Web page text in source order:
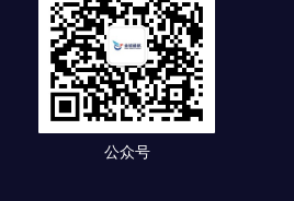
公众号